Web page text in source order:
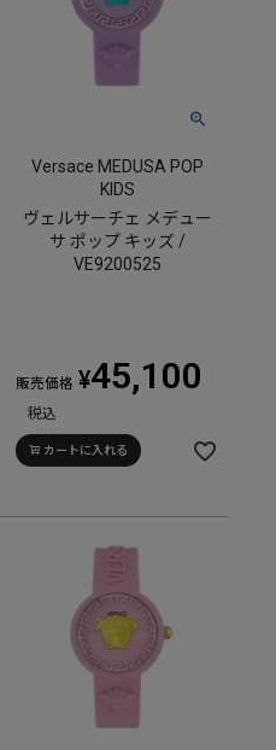
Versace MEDUSA POP
KIDS
ヴェルサーチェ メデュー
サ ポップ キッズ /
VE9200525
販売価格 ¥45,100
税込
カートに入れる